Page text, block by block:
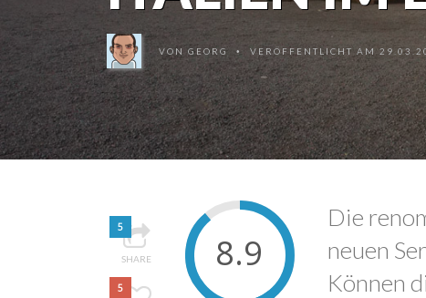
VON GEORG • VERÖFFENTLICHT AM
5
SHARE
5
8.9
Die
neuen
Können